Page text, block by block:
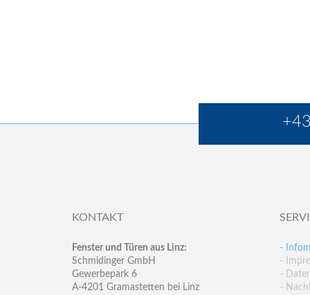
KONTAKT
Fenster und Türen aus Linz:
Schmidinger GmbH
Gewerbepark 6
A-4201 Gramastetten bei Linz
-
-
-
-